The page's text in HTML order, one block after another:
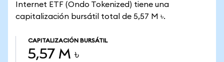
Internet ETF (Ondo Tokenized) tiene una
capitalización bursátil total de 5,57 M ৳.
CAPITALIZACIÓN BURSÁTIL
5,57 M ৳